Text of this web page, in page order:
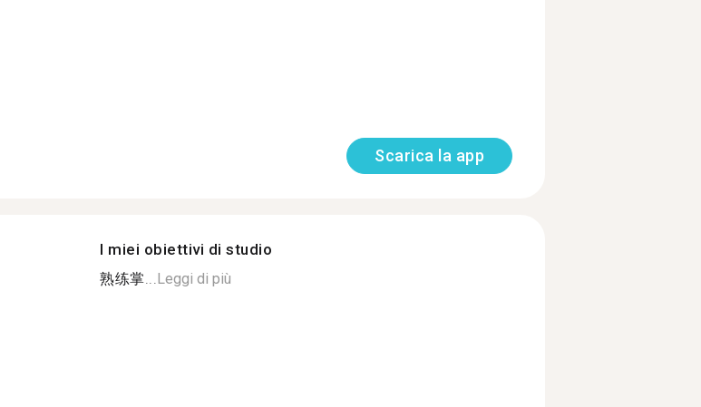
Scarica la app
I miei obiettivi di studio
熟练掌...Leggi di più